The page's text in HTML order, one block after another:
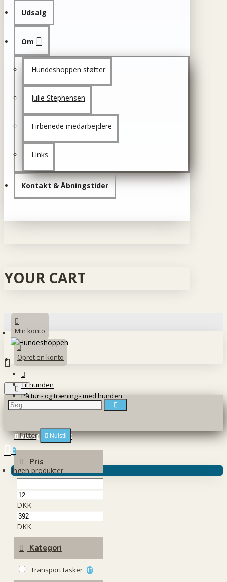
Udsalg
Om
Hundeshoppen støtter
Julie Stephensen
Firbenede medarbejdere
Links
Kontakt & Åbningstider
YOUR CART
Min konto
Opret en konto
0 vare(r) - 0 DKK
0
Ingen produkter
Til hunden
På tur - og træning - med hunden
Filter Nulstil
Pris
DKK
DKK
Kategori
Transport tasker 13